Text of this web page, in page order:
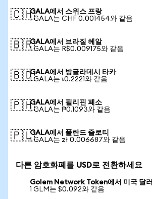
🇨🇭GALA에서 스위스 프랑
1 GALA는 CHF 0.001454와 같음
🇧🇷GALA에서 브라질 헤알
1 GALA는 R$0.009175와 같음
🇧🇩GALA에서 방글라데시 타카
1 GALA는 ৳0.2221와 같음
🇵🇭GALA에서 필리핀 페소
1 GALA는 ₱0.1093와 같음
🇵🇱GALA에서 폴란드 즐로티
1 GALA는 zł 0.006687와 같음
다른 암호화폐를 USD로 전환하세요
Golem Network Token에서 미국 달러
1 GLM는 $0.092와 같음